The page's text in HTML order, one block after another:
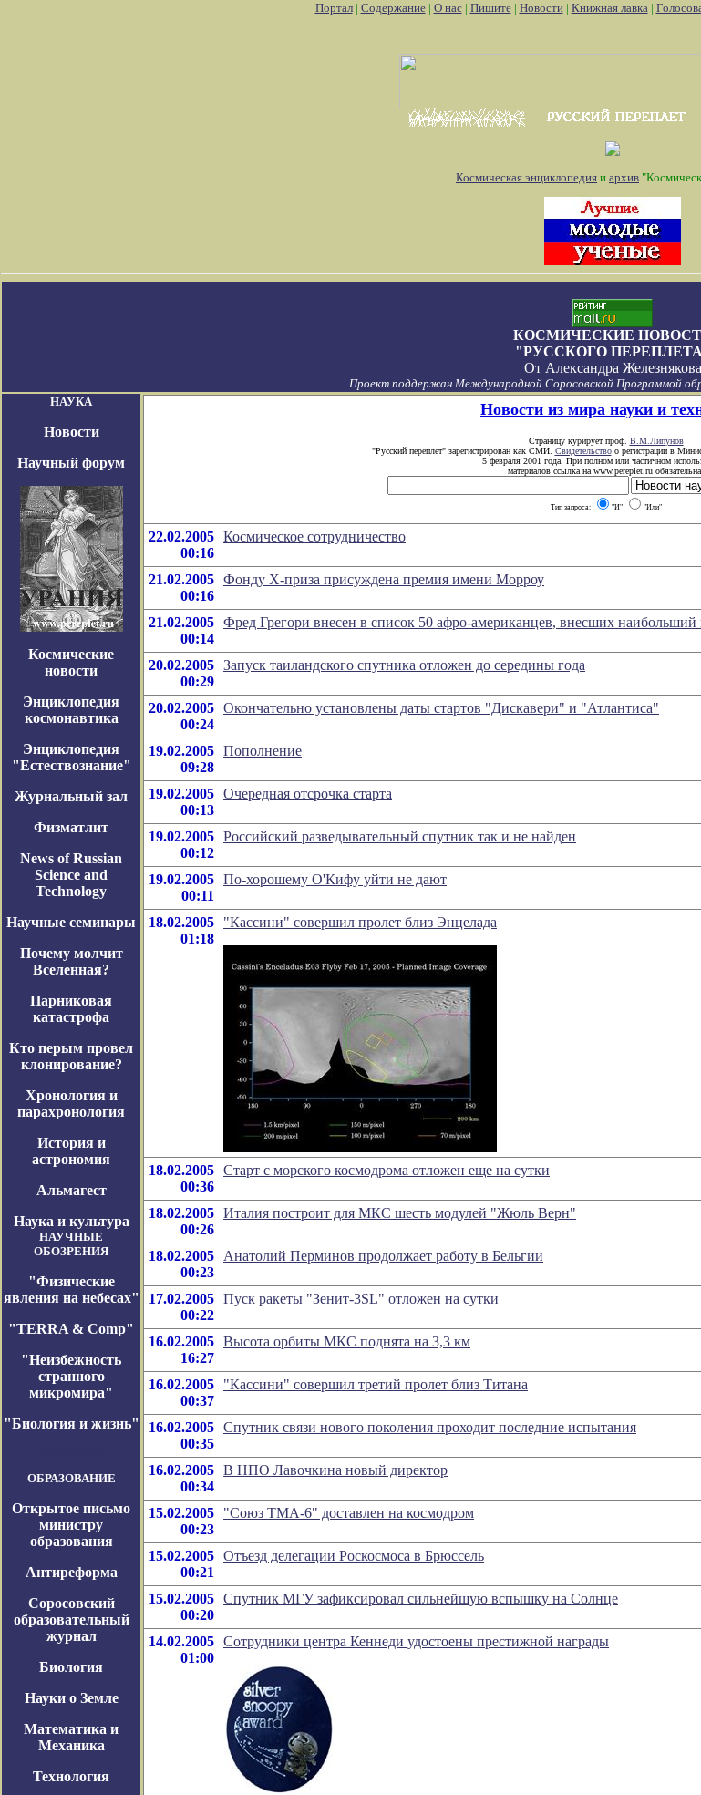
Портал| Содержание| О нас| Пишите| Новости| Книжная лавка|
Космическая энциклопедия и архив
КОСМИЧЕСКИЕ
"РУССКОГО
От Александра Железнякова
Проект поддержан Международной Соросовской Программой
НАУКА
Новости
Научный форум
Космические
новости
Энциклопедия
космонавтика
Энциклопедия
"Естествознание"
Журнальный зал
Физматлит
News of Russian
Science and
Technology
Научные семинары
Почему молчит
Вселенная?
Парниковая
катастрофа
Кто перым провел
клонирование?
Хронология и
парахронология
История и
астрономия
Альмагест
Наука и культура
НАУЧНЫЕ
ОБОЗРЕНИЯ
"Физические
явления на небесах"
"TERRA & Comp"
"Неизбежность
странного
микромира"
"Биология и жизнь"
ОБРАЗОВАНИЕ
Открытое письмо
министру
образования
Антиреформа
Соросовский
образовательный
журнал
Биология
Науки о Земле
Математика и
Механика
Технология
Новости из мира науки и
Страницу курирует проф. В.М.Липунов
"Русский переплет" зарегистрирован как СМИ. Свидетельствоо регистрации в
5 февраля 2001 года. При полном или частичном
материалов ссылка на www.pereplet.ru обязательна.
Тип запроса: "И" "Или"
22.02.2005
00:16
Космическое сотрудничество
21.02.2005
00:16
Фонду Х-приза присуждена премия имени Морроу
21.02.2005
00:14
Фред Грегори внесен в список 50 афро-американцев, внесших наибольший
20.02.2005
00:29
Запуск таиландского спутника отложен до середины года
20.02.2005
00:24
Окончательно установлены даты стартов "Дискавери" и "Атлантиса"
19.02.2005
09:28
Пополнение
19.02.2005
00:13
Очередная отсрочка старта
19.02.2005
00:12
Российский разведывательный спутник так и не найден
19.02.2005
00:11
По-хорошему О'Кифу уйти не дают
18.02.2005
01:18
"Кассини" совершил пролет близ Энцелада
18.02.2005
00:36
Старт с морского космодрома отложен еще на сутки
18.02.2005
00:26
Италия построит для МКС шесть модулей "Жюль Верн"
18.02.2005
00:23
Анатолий Перминов продолжает работу в Бельгии
17.02.2005
00:22
Пуск ракеты "Зенит-3SL" отложен на сутки
16.02.2005
16:27
Высота орбиты МКС поднята на 3,3 км
16.02.2005
00:37
"Кассини" совершил третий пролет близ Титана
16.02.2005
00:35
Спутник связи нового поколения проходит последние испытания
16.02.2005
00:34
В НПО Лавочкина новый директор
15.02.2005
00:23
"Союз ТМА-6" доставлен на космодром
15.02.2005
00:21
Отъезд делегации Роскосмоса в Брюссель
15.02.2005
00:20
Спутник МГУ зафиксировал сильнейшую вспышку на Солнце
14.02.2005
01:00
Сотрудники центра Кеннеди удостоены престижной награды